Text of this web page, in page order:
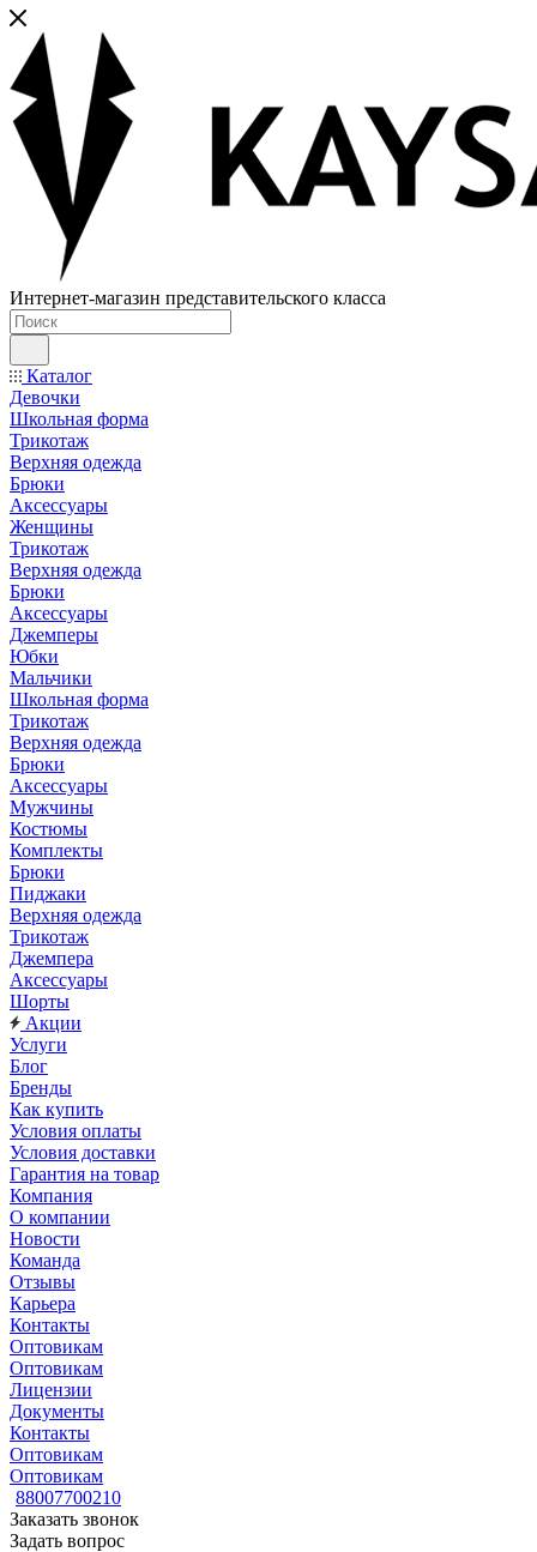
Интернет-магазин представительского класса
Каталог
Девочки
Школьная форма
Трикотаж
Верхняя одежда
Брюки
Аксессуары
Женщины
Трикотаж
Верхняя одежда
Брюки
Аксессуары
Джемперы
Юбки
Мальчики
Школьная форма
Трикотаж
Верхняя одежда
Брюки
Аксессуары
Мужчины
Костюмы
Комплекты
Брюки
Пиджаки
Верхняя одежда
Трикотаж
Джемпера
Аксессуары
Шорты
Акции
Услуги
Блог
Бренды
Как купить
Условия оплаты
Условия доставки
Гарантия на товар
Компания
О компании
Новости
Команда
Отзывы
Карьера
Контакты
Оптовикам
Оптовикам
Лицензии
Документы
Контакты
Оптовикам
Оптовикам
88007700210
Заказать звонок
Задать вопрос